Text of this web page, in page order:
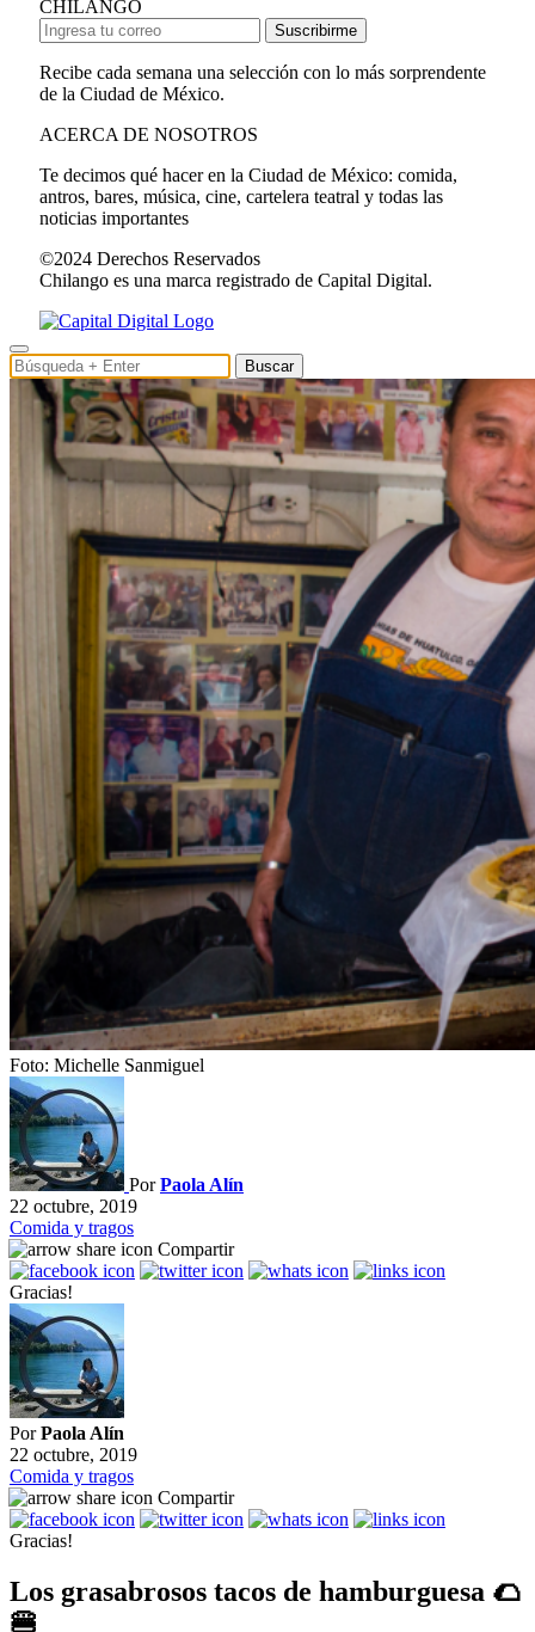
CHILANGO
Suscribirme
Recibe cada semana una selección con lo más sorprendente
de la Ciudad de México.
ACERCA DE NOSOTROS
Te decimos qué hacer en la Ciudad de México: comida,
antros, bares, música, cine, cartelera teatral y todas las
noticias importantes
©2024 Derechos Reservados
Chilango es una marca registrado de Capital Digital.
Buscar
Foto: Michelle Sanmiguel
PorPaola Alín
22 octubre, 2019
Comida y tragos
Compartir
Gracias!
PorPaola Alín
22 octubre, 2019
Comida y tragos
Compartir
Gracias!
Los grasabrosos tacos de hamburguesa 🌮
🍔